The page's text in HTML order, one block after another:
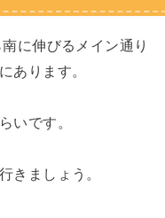
に伸びるメイン通り
あります。
いです。
きましょう。